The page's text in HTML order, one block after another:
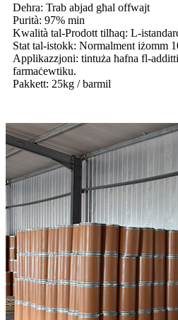
Dehra: Trab abjad għal offwajt
Purità: 97% min
Kwalità tal-Prodott tilħaq: L-
Stat tal-istokk: Normalment iżomm
Applikazzjoni: tintuża ħafna fl-
farmaċewtiku.
Pakkett: 25kg / barmil